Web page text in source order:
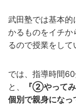
武田塾では基本的
かるものをイチか
るので授業をして
では、指導時間
と、
『②やって
個別で親身になっ